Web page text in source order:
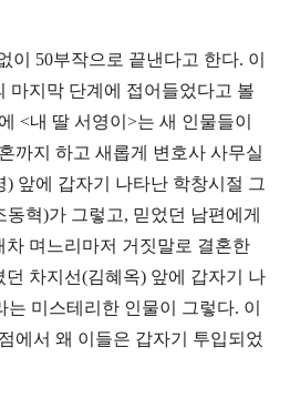
이 50부작으로 끝낸다고 한다. 이
마지막 단계에 접어들었다고 볼
<내 딸 서영이>는 새 인물들이
까지 하고 새롭게 변호사 사무실
앞에 갑자기 나타난 학창시절 그
혁)가 그렇고, 믿었던 남편에게
차 며느리마저 거짓말로 결혼한
차지선(김혜옥) 앞에 갑자기 나
미스테리한 인물이 그렇다. 이
에서 왜 이들은 갑자기 투입되었